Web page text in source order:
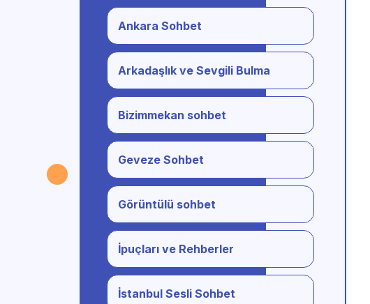
Ankara Sohbet
Arkadaşlık ve Sevgili Bulma
Bizimmekan sohbet
Geveze Sohbet
Görüntülü sohbet
İpuçları ve Rehberler
İstanbul Sesli Sohbet